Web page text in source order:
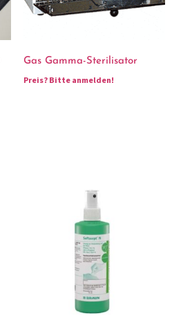
Gas Gamma-Sterilisator
Preis? Bitte anmelden!